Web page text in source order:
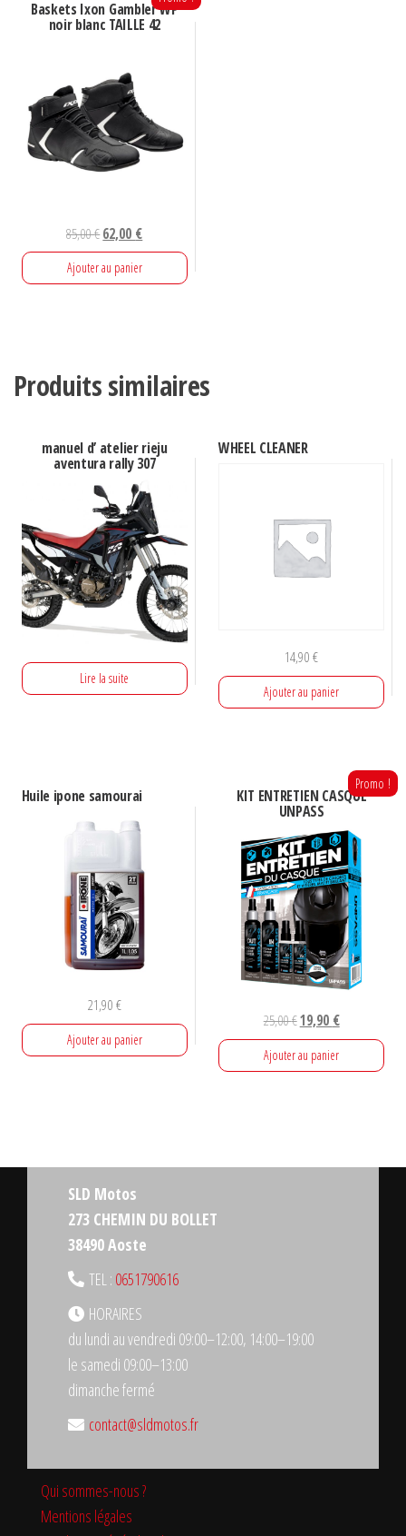
Baskets Ixon Gambler WP
noir blanc TAILLE 42
85,00€Le
prix
initial
62,00 €Le
prix
Ajouter au panier
Produits similaires
manuel d’ atelier rieju
aventura rally 307
Lire la suite
WHEEL CLEANER
14,90€
Ajouter au panier
Huile ipone samourai
21,90€
Ajouter au panier
KIT ENTRETIEN CASQUE
UNPASS
Promo !
25,00€Le
prix
initial
19,90 €Le
prix
Ajouter au panier
SLD Motos
273 CHEMIN DU BOLLET
38490 Aoste
TEL : 0651790616
HORAIRES
du lundi au vendredi 09:00–12:00, 14:00–19:00
le samedi 09:00–13:00
dimanche fermé
contact@sldmotos.fr
Qui sommes-nous ?
Mentions légales